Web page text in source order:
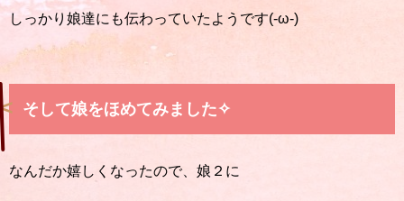
しっかり娘達にも伝わっていたようです(-ω-)
そして娘をほめてみました✧
なんだか嬉しくなったので、娘２に